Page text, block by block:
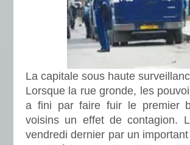
La capitale sous haute
Lorsque la rue gronde, les
a fini par faire fuir le premier
voisins un effet de contagion.
vendredi dernier par un